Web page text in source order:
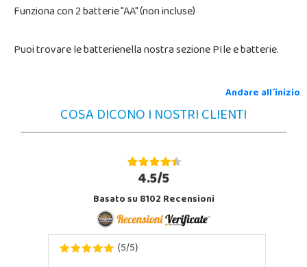
Funziona con 2 batterie "AA" (non incluse)
Puoi trovare le batterienella nostra sezione PIle e batterie.
Andare all´inizio
COSA DICONO I NOSTRI CLIENTI
4.5/5
Basato su 8102 Recensioni
(5/5)